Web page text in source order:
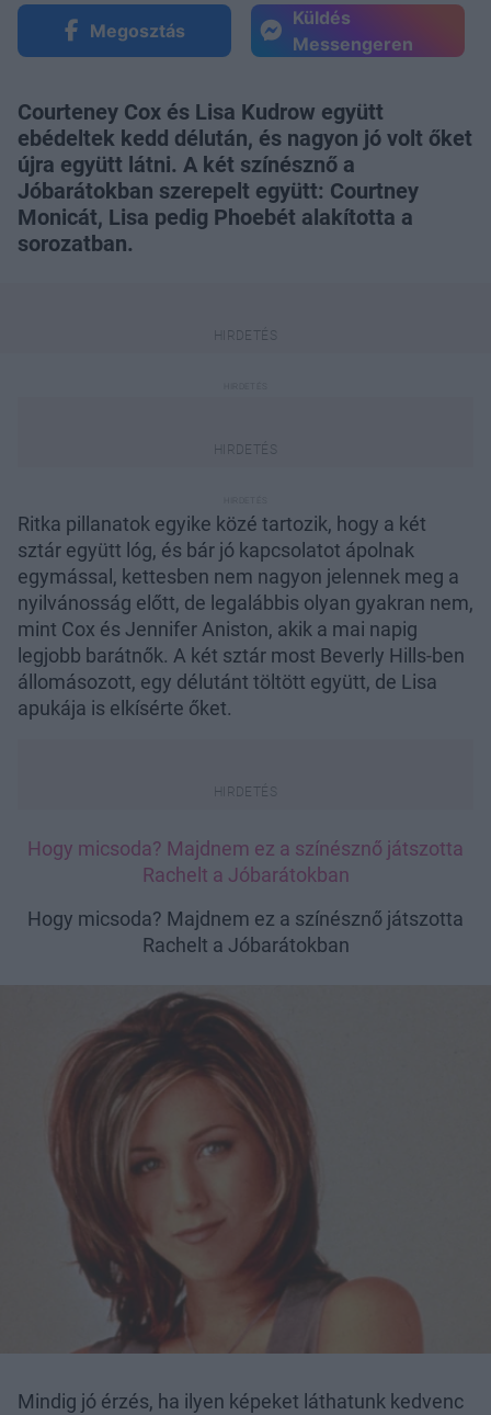
Megosztás
Küldés
Messengeren
Courteney Cox és Lisa Kudrow együtt
ebédeltek kedd délután, és nagyon jó volt őket
újra együtt látni. A két színésznő a
Jóbarátokban szerepelt együtt: Courtney
Monicát, Lisa pedig Phoebét alakította a
sorozatban.
Ritka pillanatok egyike közé tartozik, hogy a két
sztár együtt lóg, és bár jó kapcsolatot ápolnak
egymással, kettesben nem nagyon jelennek meg a
nyilvánosság előtt, de legalábbis olyan gyakran nem,
mint Cox és Jennifer Aniston, akik a mai napig
legjobb barátnők. A két sztár most Beverly Hills-ben
állomásozott, egy délutánt töltött együtt, de Lisa
apukája is elkísérte őket.
Hogy micsoda? Majdnem ez a színésznő játszotta
Rachelt a Jóbarátokban
Hogy micsoda? Majdnem ez a színésznő játszotta
Rachelt a Jóbarátokban
Mindig jó érzés, ha ilyen képeket láthatunk kedvenc